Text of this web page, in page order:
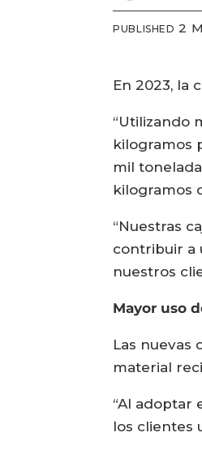
PUBLISHED
En 2023, la
“Utilizando
kilogramos
mil
kilogramos
“Nuestras
contribuir a
nuestros
Mayor uso
Las nuevas
material
“Al adoptar
los clientes